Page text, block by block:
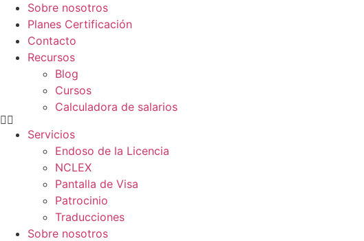
Sobre nosotros
Planes Certificación
Contacto
Recursos
Blog
Cursos
Calculadora de salarios
Servicios
Endoso de la Licencia
NCLEX
Pantalla de Visa
Patrocinio
Traducciones
Sobre nosotros